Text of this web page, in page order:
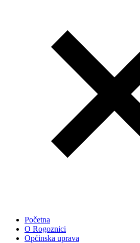
Početna
O Rogoznici
Općinska uprava